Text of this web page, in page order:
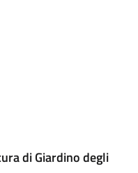
di Giardino degli